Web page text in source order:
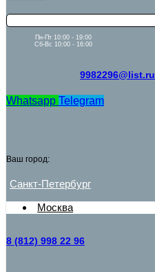
Пн-Пт 10:00 - 19:00
Сб-Вс 10:00 - 16:00
9982296@list.ru
Whatsapp Telegram
Ваш город:
Санкт-Петербург
Москва
8 (812) 998 22 96